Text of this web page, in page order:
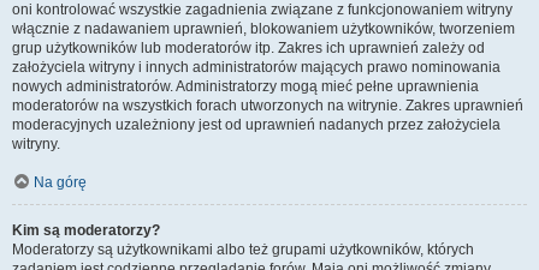
oni kontrolować wszystkie zagadnienia związane z funkcjonowaniem witryny
włącznie z nadawaniem uprawnień, blokowaniem użytkowników, tworzeniem
grup użytkowników lub moderatorów itp. Zakres ich uprawnień zależy od
założyciela witryny i innych administratorów mających prawo nominowania
nowych administratorów. Administratorzy mogą mieć pełne uprawnienia
moderatorów na wszystkich forach utworzonych na witrynie. Zakres uprawnień
moderacyjnych uzależniony jest od uprawnień nadanych przez założyciela
witryny.
Na górę
Kim są moderatorzy?
Moderatorzy są użytkownikami albo też grupami użytkowników, których